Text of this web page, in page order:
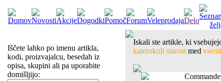
Iščete lahko po imenu artikla,
kodi, proizvajalcu, besedah iz
opisa, skupini ali pa uporabite
domišljijo:
Iskali ste artikle, ki
katerokoli starost med